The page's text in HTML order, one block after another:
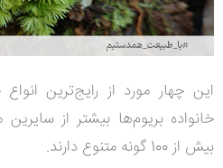
این چهار مورد از رایج‌ترین
خانواده بریوم‌ها بیشتر از سایرین
بیش از 100 گونه متنوع دارند.